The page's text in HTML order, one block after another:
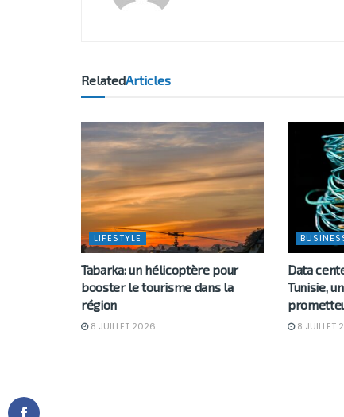
RelatedArticles
LIFESTYLE
Tabarka: un hélicoptère pour
booster le tourisme dans la
région
8 JUILLET 2026
Data
Tunisie,
8 JUILLET